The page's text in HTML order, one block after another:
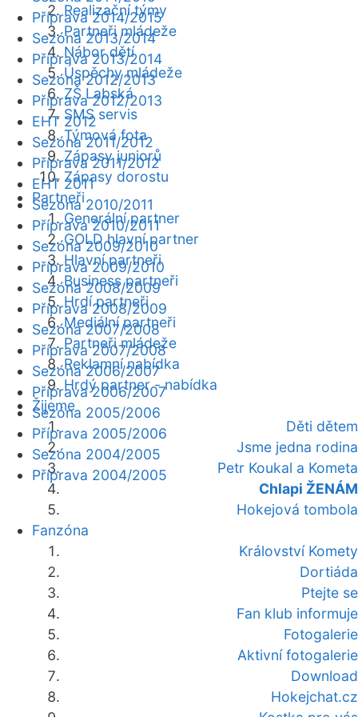
Realizační týmy
Partneři mládeže
Nábor dětí
Úspěchy mládeže
ZŠ Labská
SMS servis
Týmová fota
Zápasy juniorů
Zápasy dorostu
Partneři
Generální partner
GOLD hlavní partner
Hlavní partneři
Business partneři
Hrdí partneři
Mediální partneři
Partneři mládeže
Reklamní nabídka
Hrdý partner - nabídka
Žijeme
Děti dětem
Jsme jedna rodina
Petr Koukal a Kometa
Chlapi ŽENÁM
Hokejová tombola
Fanzóna
Království Komety
Dortiáda
Ptejte se
Fan klub informuje
Fotogalerie
Aktivní fotogalerie
Download
Hokejchat.cz
Příprava 2014/2015
Sezóna 2013/2014
Příprava 2013/2014
Sezóna 2012/2013
Příprava 2012/2013
EHT 2012
Sezóna 2011/2012
Příprava 2011/2012
EHT 2011
Sezóna 2010/2011
Příprava 2010/2011
Sezóna 2009/2010
Příprava 2009/2010
Sezóna 2008/2009
Příprava 2008/2009
Sezóna 2007/2008
Příprava 2007/2008
Sezóna 2006/2007
Příprava 2006/2007
Sezóna 2005/2006
Příprava 2005/2006
Sezóna 2004/2005
Příprava 2004/2005